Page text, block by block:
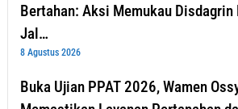
Bertahan: Aksi Memukau Disdagrin
Jal…
8 Agustus 2026
Buka Ujian PPAT 2026, Wamen